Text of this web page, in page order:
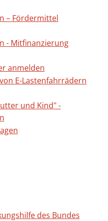
– Fördermittel
- Mitfinanzierung
anmelden
E-Lastenfahrrädern
und Kind" -
des Bundes